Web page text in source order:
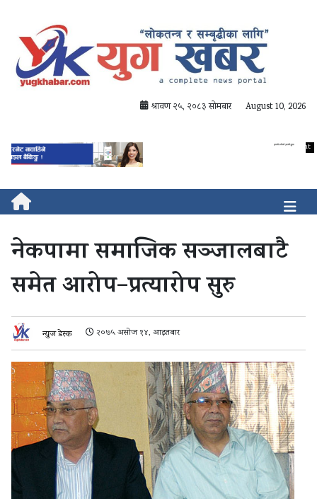
श्रावण २५, २०८३ सोमबार August 10, 2026
नेकपामा समाजिक सञ्जालबाटै
समेत आरोप–प्रत्यारोप सुरु
न्युज डेस्क २०७५ असोज १४, आइतबार